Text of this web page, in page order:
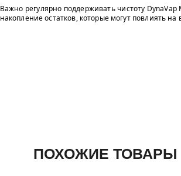
Важно регулярно поддерживать чистоту
накопление остатков, которые могут повлиять
ПОХОЖИЕ ТОВАРЫ